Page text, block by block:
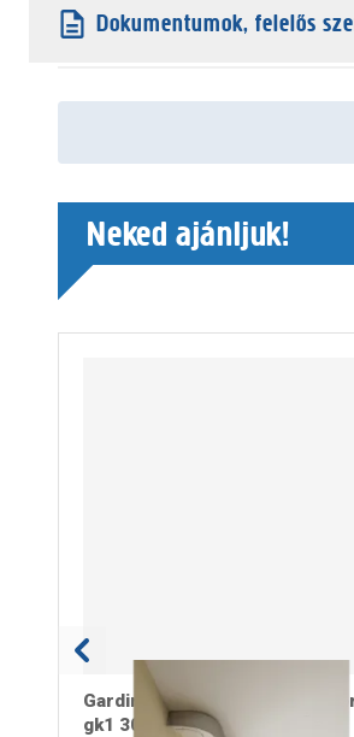
Dokumentumok, felelős
Neked ajánljuk!
Gardinia műanyag, fehér
gk1 300cm